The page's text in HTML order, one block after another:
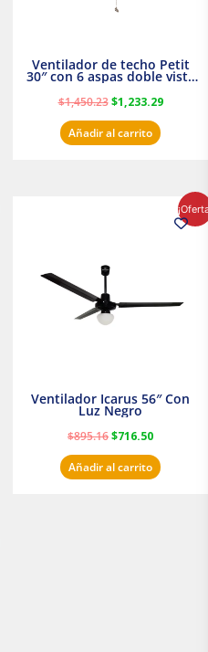
Ventilador de techo Petit
30″ con 6 aspas doble vista
Satinado Masterfan
$1,450.23 $1,233.29
Añadir al carrito
Ventilador Icarus 56″ Con
Luz Negro
$895.16$716.50
precio
actual
Añadir al carrito